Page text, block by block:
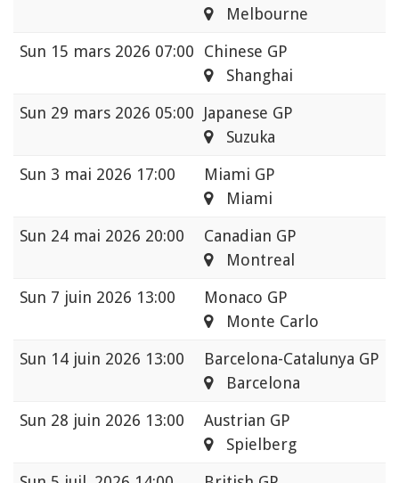
Melbourne
Sun 15 mars 2026 07:00
Chinese GP
Shanghai
Sun 29 mars 2026 05:00
Japanese GP
Suzuka
Sun 3 mai 2026 17:00
Miami GP
Miami
Sun 24 mai 2026 20:00
Canadian GP
Montreal
Sun 7 juin 2026 13:00
Monaco GP
Monte Carlo
Sun 14 juin 2026 13:00
Barcelona-Catalunya GP
Barcelona
Sun 28 juin 2026 13:00
Austrian GP
Spielberg